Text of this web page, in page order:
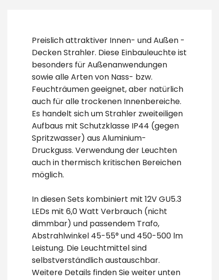
Preislich attraktiver Innen- und Außen -
Decken Strahler. Diese Einbauleuchte ist
besonders für Außenanwendungen
sowie alle Arten von Nass- bzw.
Feuchträumen geeignet, aber natürlich
auch für alle trockenen Innenbereiche.
Es handelt sich um Strahler zweiteiligen
Aufbaus mit Schutzklasse IP44 (gegen
Spritzwasser) aus Aluminium-
Druckguss. Verwendung der Leuchten
auch in thermisch kritischen Bereichen
möglich.
In diesen Sets kombiniert mit 12V GU5.3
LEDs mit 6,0 Watt Verbrauch (nicht
dimmbar) und passendem Trafo,
Abstrahlwinkel 45-55° und 450-500 lm
Leistung. Die Leuchtmittel sind
selbstverständlich austauschbar.
Weitere Details finden Sie weiter unten